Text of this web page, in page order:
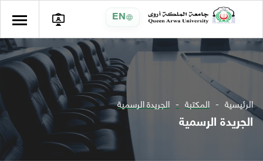
EN
الرئيسية المكتبة الجريدة الرسمية
الجريدة الرسمية